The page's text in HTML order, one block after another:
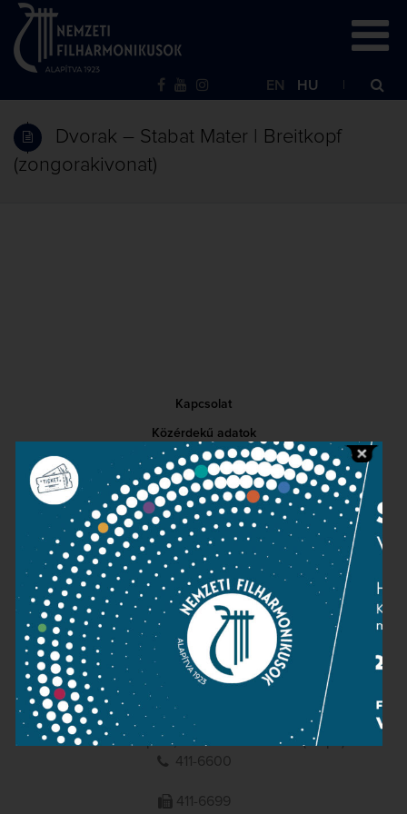
EN HU
Dvorak – Stabat Mater | Breitkopf
(zongorakivonat)
Kapcsolat
Közérdekű adatok
Sajtószoba
Adatvédelem
Impresszum
NEMZETI
FILHARMONIKUSOK
1095 Budapest, Komor Marcell u. 1. (Müpa)
411-6600
411-6699